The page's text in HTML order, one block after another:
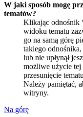
W jaki sposób mogę
tematów?
Klikając odnośnik
widoku tematu
go na samą górę
takiego odnośnika,
lub nie upłynął
możliwe użycie tej
przesunięcie
Należy pamiętać,
witryny.
Na górę